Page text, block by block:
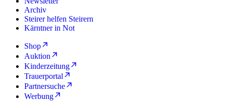
Archiv
Steirer helfen Steirern
Kärntner in Not
Shop
Auktion
Kinderzeitung
Trauerportal
Partnersuche
Werbung